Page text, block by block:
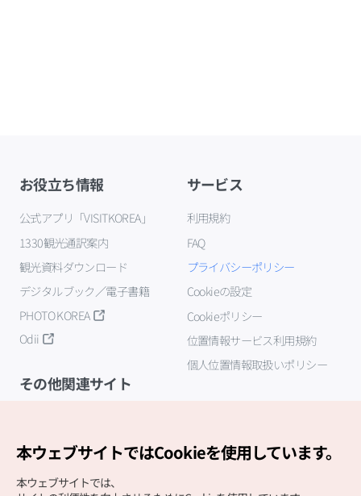
お役立ち情報
公式アプリ「VISITKOREA」
1330観光通訳案内
観光資料ダウンロード
デジタルブック／電子書籍
PHOTO KOREA
Odii
サービス
利用規約
FAQ
プライバシーポリシー
Cookieの設定
Cookieポリシー
位置情報サービス利用規約
個人位置情報取扱いポリシー
その他関連サイト
本ウェブサイトではCookieを使用しています。
本ウェブサイトでは、